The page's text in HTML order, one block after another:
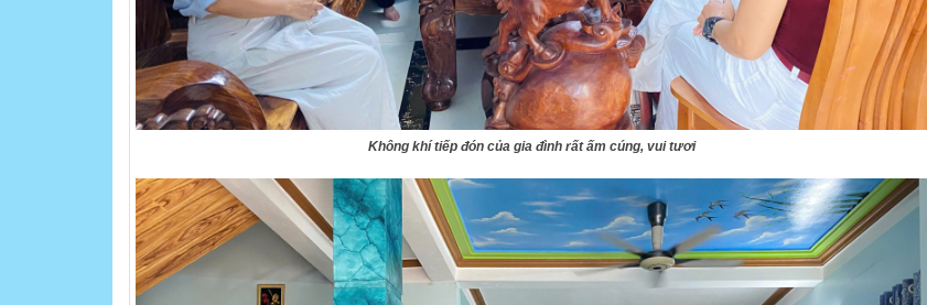
Không khí tiếp đón của gia đình rất ấm cúng, vui tươi